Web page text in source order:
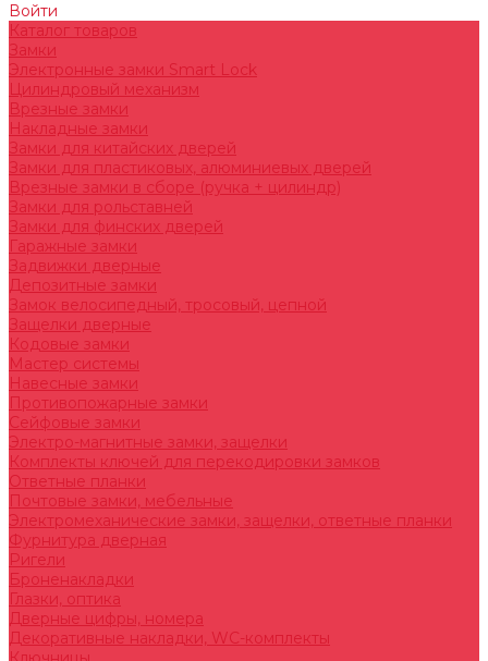
Войти
Каталог товаров
Замки
Электронные замки Smart Lock
Цилиндровый механизм
Врезные замки
Накладные замки
Замки для китайских дверей
Замки для пластиковых, алюминиевых дверей
Врезные замки в сборе (ручка + цилиндр)
Замки для рольставней
Замки для финских дверей
Гаражные замки
Задвижки дверные
Депозитные замки
Замок велосипедный, тросовый, цепной
Защелки дверные
Кодовые замки
Мастер системы
Навесные замки
Противопожарные замки
Сейфовые замки
Электро-магнитные замки, защелки
Комплекты ключей для перекодировки замков
Ответные планки
Почтовые замки, мебельные
Электромеханические замки, защелки, ответные планки
Фурнитура дверная
Ригели
Броненакладки
Глазки, оптика
Дверные цифры, номера
Декоративные накладки, WC-комплекты